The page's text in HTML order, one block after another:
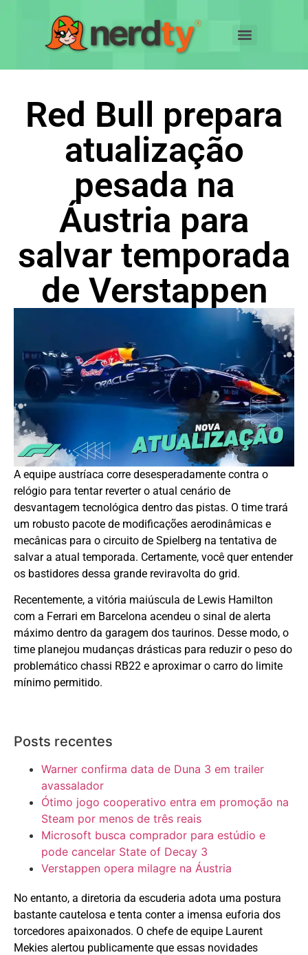
Red Bull prepara
atualização
pesada na
Áustria para
salvar temporada
de Verstappen
A equipe austríaca corre desesperadamente contra o
relógio para tentar reverter o atual cenário de
desvantagem tecnológica dentro das pistas. O time trará
um robusto pacote de modificações aerodinâmicas e
mecânicas para o circuito de Spielberg na tentativa de
salvar a atual temporada. Certamente, você quer entender
os bastidores dessa grande reviravolta do grid.
Recentemente, a vitória maiúscula de Lewis Hamilton
com a Ferrari em Barcelona acendeu o sinal de alerta
máximo dentro da garagem dos taurinos. Desse modo, o
time planejou mudanças drásticas para reduzir o peso do
problemático chassi RB22 e aproximar o carro do limite
mínimo permitido.
Posts recentes
Warner confirma data de Duna 3 em trailer
avassalador
Ótimo jogo cooperativo entra em promoção na
Steam por menos de três reais
Microsoft busca comprador para estúdio e
pode cancelar State of Decay 3
Verstappen opera milagre na Áustria
No entanto, a diretoria da escuderia adota uma postura
bastante cautelosa e tenta conter a imensa euforia dos
torcedores apaixonados. O chefe de equipe Laurent
Mekies alertou publicamente que essas novidades